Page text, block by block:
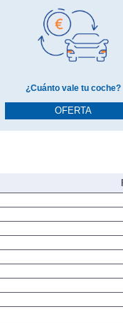
¿Cuánto vale tu coche?
OFERTA